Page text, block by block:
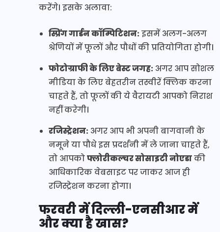
करेंगे। इसके अलावा:
स्प्रिंग गार्डन कॉम्पिटिशन:इसमें अलग-अलग
श्रेणियों में फूलों और पौधों की प्रतियोगिता होगी।
फोटोग्राफी के लिए बेस्ट जगह: अगर आप सोशल
मीडिया के लिए बेहतरीन तस्वीरें क्लिक करना
चाहते हैं, तो फूलों की ये वैरायटी आपको निराश
नहीं करेगी।
रजिस्ट्रेशन: अगर आप भी अपनी बागवानी के
नमूने या पौधे इस प्रदर्शनी में ले जाना चाहते हैं,
तो आपकोफ्लोरीकल्चर सोसाइटी नोएडाकी
आधिकारिक वेबसाइट पर जाकर आज ही
रजिस्ट्रेशन करना होगा।
फरवरी में दिल्ली-एनसीआर में
और क्या है खास?